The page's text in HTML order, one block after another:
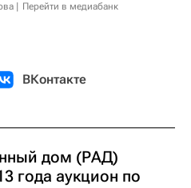
Перейти в медиабанк
ВКонтакте
дом (РАД)
года аукцион по